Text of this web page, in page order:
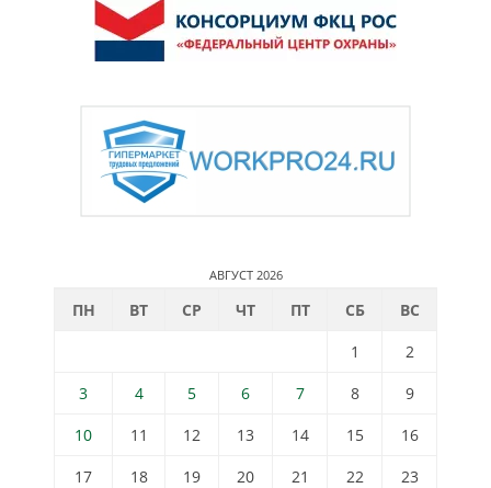
АВГУСТ 2026
ПН ВТ СР ЧТ ПТ СБ
ВС
1
2
3
4 5 6 7 8
9
10
11 12 13 14 15
16
17
18 19 20 21 22
23